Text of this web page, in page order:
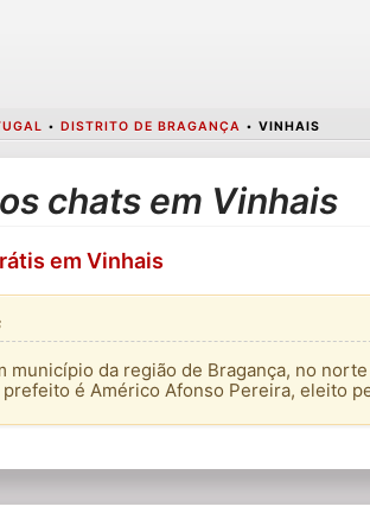
• DISTRITO DE BRAGANÇA • VINHAIS
chats em Vinhais
em Vinhais
município da região de Bragança, no
prefeito é Américo Afonso Pereira, eleito